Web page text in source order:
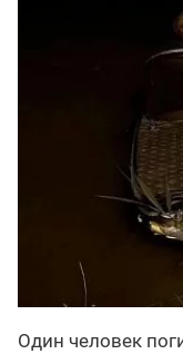
Один человек